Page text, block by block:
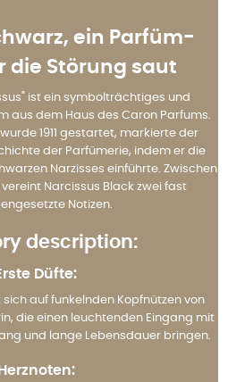
ein Parfüm-
die Störung saut
ist ein symbolträchtiges und
aus dem Haus des Caron Parfums.
1911 gestartet, markierte der
der Parfümerie, indem er die
Narzisses einführte. Zwischen
Narcissus Black zwei fast
Notizen.
description:
Düfte:
auf funkelnden Kopfnützen von
die einen leuchtenden Eingang mit
und lange Lebensdauer bringen.
Herznoten: